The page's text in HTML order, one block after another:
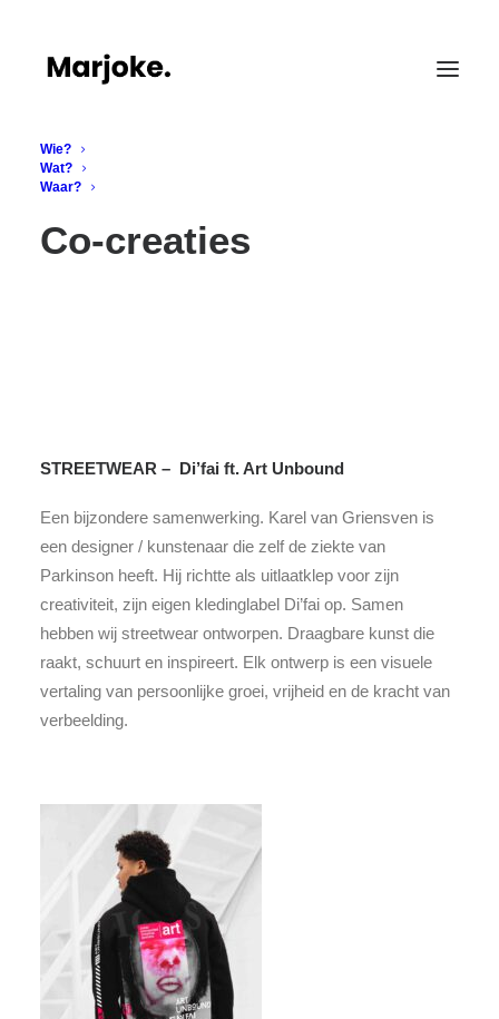
Wie?
Wat?
Waar?
Co-creaties
STREETWEAR – Di’fai ft. Art Unbound
Een bijzondere samenwerking. Karel van Griensven is
een designer / kunstenaar die zelf de ziekte van
Parkinson heeft. Hij richtte als uitlaatklep voor zijn
creativiteit, zijn eigen kledinglabel Di’fai op. Samen
hebben wij streetwear ontworpen. Draagbare kunst die
raakt, schuurt en inspireert. Elk ontwerp is een visuele
vertaling van persoonlijke groei, vrijheid en de kracht van
verbeelding.